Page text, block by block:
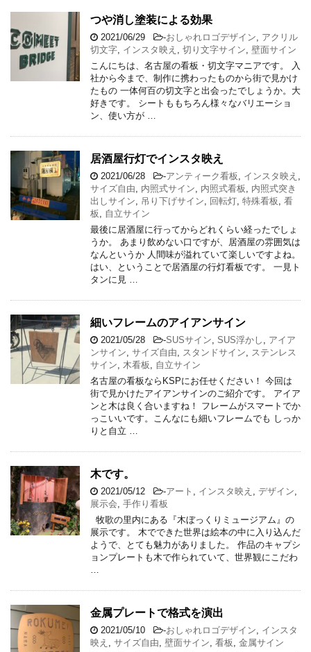
つや消し塗装による効果
2021/06/29 -おしゃれロゴデザイン
アクリル
切文字 インスタ映え 切り文字サイン 壁面サイン
こんにちは、名古屋の看板・切文字マニアです。 入
社から今まで、制作に携わったものから街で見かけ
たもの 一体何百の切文字と出会ったでしょうか。大
好きです。 シートももちろん様々なバリエーショ
ン、使い方が …
居酒屋行灯でインスタ映え
2021/06/28 -アンティーク看板 インスタ映え
サイズ自由
内照式サイン 内照式看板
内照式突き
出しサイン
吊り下げサイン 回転灯 特殊看板 看
板
自立サイン
最後に居酒屋に行ってからどれくらい経ったでしょ
うか。 あまり飲めない口ですが、居酒屋の雰囲気は
なんというか 人間味が溢れていて楽しいですよね。
はい、ということで居酒屋の行灯看板です。 一見ト
タンに見 …
細いフレームのアイアンサイン
2021/05/28 -SUSサイン SUS浮かし
アイア
ンサイン サイズ自由 スタンドサイン
ステンレス
サイン
木看板
自立サイン
名古屋の看板ならKSPにお任せください！ 今回は
街で見かけたアイアンサインのご紹介です。 アイア
ンと木は良く合いますね！ フレームがスマートでか
っこいいです。こんなにも細いフレームでも しっか
りと自立 …
木です。
2021/05/12 -アート インスタ映え デザイン
展示会 手作り看板
牧歌の里内にある『木ぼっくりミュージアム』の
展示です。 木でできた世界は絵本の中に入り込んだ
ようで、とても魅力がありました。 作品のキャプシ
ョンプレートも木で作られていて、世界観にこだわ
金属プレートで格式を演出
2021/05/10 -おしゃれロゴデザイン
インスタ
映え
サイズ自由 壁面サイン 看板 金属サイン